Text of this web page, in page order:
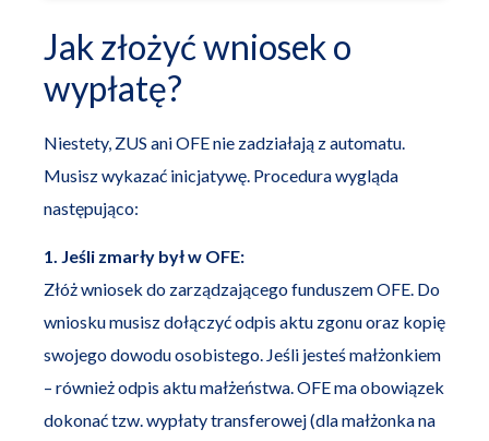
Jak złożyć wniosek o
wypłatę?
Niestety, ZUS ani OFE nie zadziałają z automatu.
Musisz wykazać inicjatywę. Procedura wygląda
następująco:
1. Jeśli zmarły był w OFE:
Złóż wniosek do zarządzającego funduszem OFE. Do
wniosku musisz dołączyć odpis aktu zgonu oraz kopię
swojego dowodu osobistego. Jeśli jesteś małżonkiem
– również odpis aktu małżeństwa. OFE ma obowiązek
dokonać tzw. wypłaty transferowej (dla małżonka na